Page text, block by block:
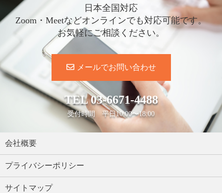
日本全国対応
Zoom・Meetなどオンラインでも対応可能です。
お気軽にご相談ください。
メールでお問い合わせ
TEL03-6671-4488
受付時間 平日10:00〜18:00
会社概要
プライバシーポリシー
サイトマップ